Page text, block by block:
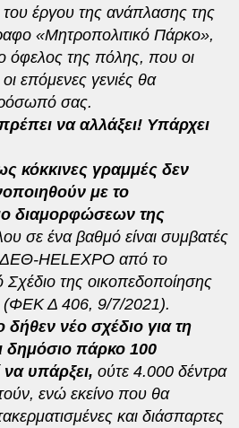
του έργου της ανάπλασης της
«Μητροπολιτικό Πάρκο»,
της πόλης, που οι
επόμενες γενιές θα
σας.
να αλλάξει! Υπάρχει
κόκκινες γραμμές δεν
με το
διαμορφώσεων της
σε ένα βαθμό είναι συμβατές
ΔΕΘ-HELEXPO από το
της οικοπεδοποίησης
(ΦΕΚ Δ 406, 9/7/2021).
νέο σχέδιο για τη
δημόσιο πάρκο 100
υπάρξει, ούτε 4.000 δέντρα
ενώ εκείνο που θα
και διάσπαρτες